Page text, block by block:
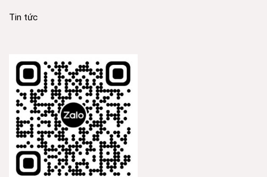
Tin tức